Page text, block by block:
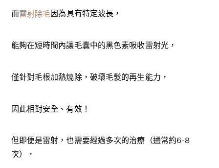
而雷射除毛因為具有特定波長，
能夠在短時間內讓毛囊中的黑色素吸收雷射光，
僅針對毛根加熱燒除，破壞毛髮的再生能力，
因此相對安全、有效！
但即便是雷射，也需要經過多次的治療（通常約6-8
次），